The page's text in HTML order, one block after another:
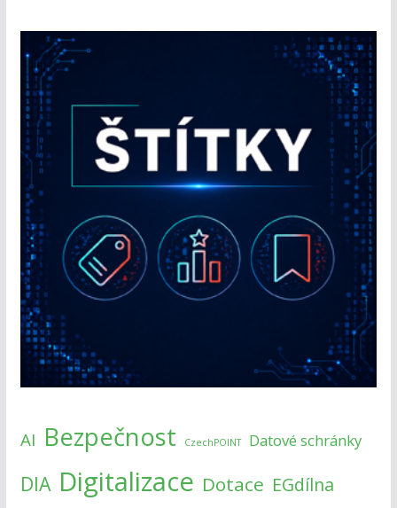
AI Bezpečnost CzechPOINT Datové schránky
DIA Digitalizace Dotace EGdílna